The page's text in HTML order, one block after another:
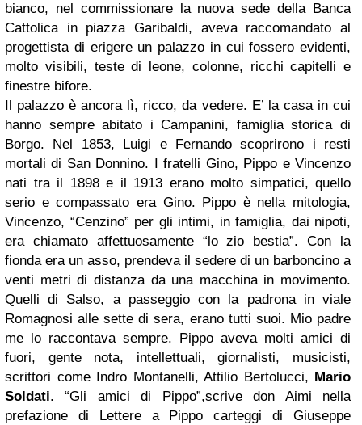
bianco, nel commissionare la nuova sede della Banca
Cattolica in piazza Garibaldi, aveva raccomandato al
progettista di erigere un palazzo in cui fossero evidenti,
molto visibili, teste di leone, colonne, ricchi capitelli e
finestre bifore.
Il palazzo è ancora lì, ricco, da vedere. E’ la casa in cui
hanno sempre abitato i Campanini, famiglia storica di
Borgo. Nel 1853, Luigi e Fernando scoprirono i resti
mortali di San Donnino. I fratelli Gino, Pippo e Vincenzo
nati tra il 1898 e il 1913 erano molto simpatici, quello
serio e compassato era Gino. Pippo è nella mitologia,
Vincenzo, “Cenzino” per gli intimi, in famiglia, dai nipoti,
era chiamato affettuosamente “lo zio bestia”. Con la
fionda era un asso, prendeva il sedere di un barboncino a
venti metri di distanza da una macchina in movimento.
Quelli di Salso, a passeggio con la padrona in viale
Romagnosi alle sette di sera, erano tutti suoi. Mio padre
me lo raccontava sempre. Pippo aveva molti amici di
fuori, gente nota, intellettuali, giornalisti, musicisti,
scrittori come Indro Montanelli, Attilio Bertolucci, Mario
Soldati. “Gli amici di Pippo”,scrive don Aimi nella
prefazione di Lettere a Pippo carteggi di Giuseppe